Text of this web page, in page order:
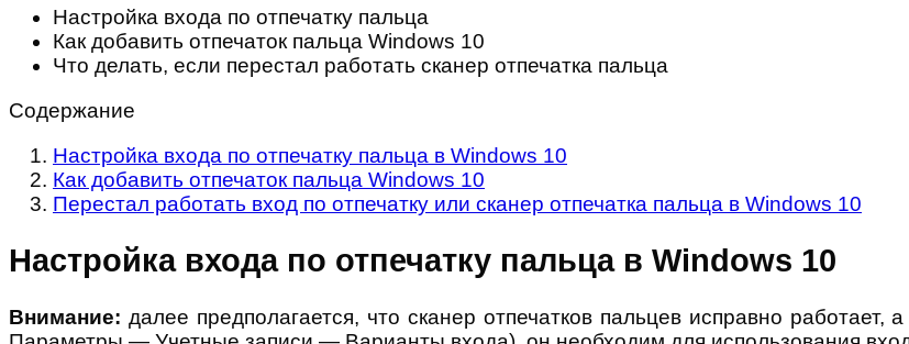
Настройка входа по отпечатку пальца
Как добавить отпечаток пальца Windows 10
Что делать, если перестал работать сканер отпечатка пальца
Содержание
Настройка входа по отпечатку пальца в Windows 10
Как добавить отпечаток пальца Windows 10
Перестал работать вход по отпечатку или сканер отпечатка пальца в Windows 10
Настройка входа по отпечатку пальца в Windows 10
Внимание: далее предполагается, что сканер отпечатков пальцев исправно